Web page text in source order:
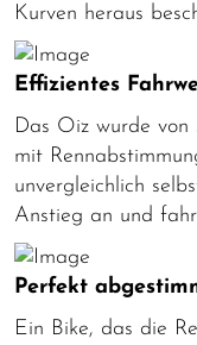
Kurven heraus
Effizientes
Das Oiz wurde
mit
unvergleichlich
Anstieg an und
Perfekt
Ein Bike, das die